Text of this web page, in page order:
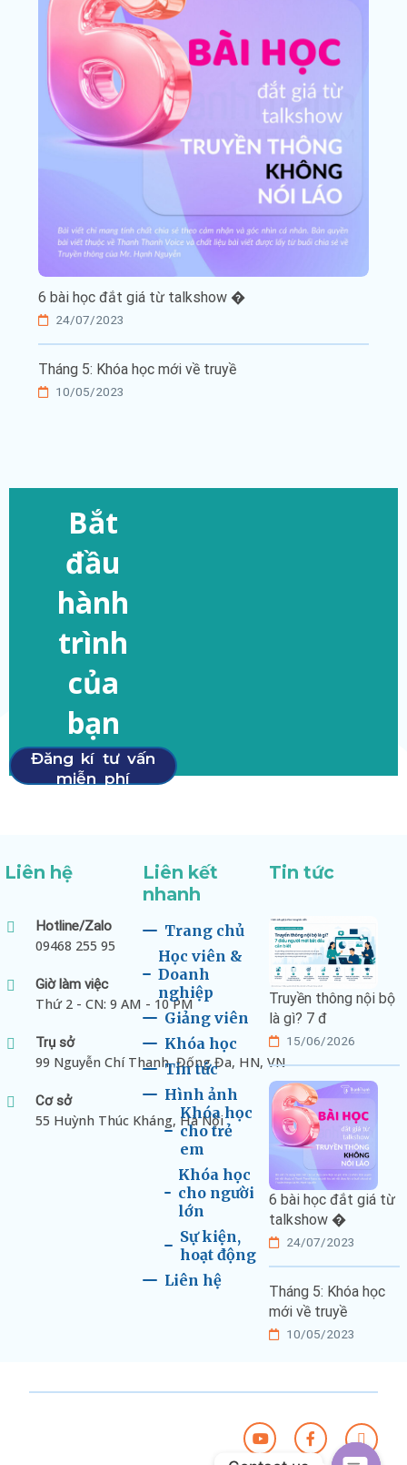
6 bài học đắt giá từ talkshow �
24/07/2023
Tháng 5: Khóa học mới về truyề
10/05/2023
Bắt
đầu
hành
trình
của
bạn
Đăng kí tư vấn
miễn phí
Liên hệ
Hotline/Zalo
09468 255 95
Giờ làm việc
Thứ 2 - CN: 9 AM - 10 PM
Trụ sở
99 Nguyễn Chí Thanh, Đống Đa, HN, VN
Cơ sở
55 Huỳnh Thúc Kháng, Hà Nội
Liên kết
nhanh
Trang chủ
Học viên &
Doanh
nghiệp
Giảng viên
Khóa học
Tin tức
Hình ảnh
Khóa học
cho trẻ
em
Khóa học
cho người
lớn
Sự kiện,
hoạt động
Liên hệ
Tin tức
Truyền thông nội bộ
là gì? 7 đ
15/06/2026
6 bài học đắt giá từ
talkshow �
24/07/2023
Tháng 5: Khóa học
mới về truyề
10/05/2023